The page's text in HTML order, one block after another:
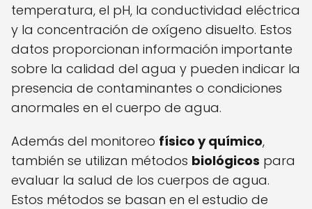
temperatura, el pH, la conductividad eléctrica
y la concentración de oxígeno disuelto. Estos
datos proporcionan información importante
sobre la calidad del agua y pueden indicar la
presencia de contaminantes o condiciones
anormales en el cuerpo de agua.
Además del monitoreo físico y químico,
también se utilizan métodos biológicos para
evaluar la salud de los cuerpos de agua.
Estos métodos se basan en el estudio de